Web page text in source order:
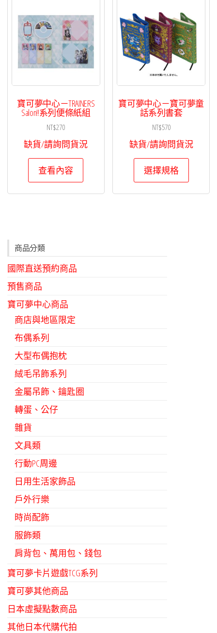
寶可夢中心－TRAINERS
Salon!!系列便條紙組
NT$270
缺貨/請詢問貨況
查看內容
寶可夢中心－寶可夢童
話系列書套
NT$570
缺貨/請詢問貨況
選擇規格
此
商品分類
國際直送預約商品
預售商品
寶可夢中心商品
商店與地區限定
布偶系列
大型布偶抱枕
絨毛吊飾系列
金屬吊飾、鑰匙圈
轉蛋、公仔
雜貨
文具類
行動PC周邊
日用生活家飾品
戶外行樂
時尚配飾
服飾類
肩背包、萬用包、錢包
寶可夢卡片遊戲TCG系列
寶可夢其他商品
日本虛擬點數商品
其他日本代購代拍